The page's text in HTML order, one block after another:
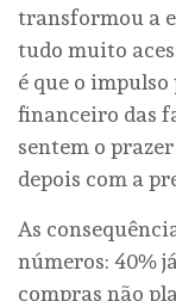
transformou a
tudo muito
é que o
financeiro das
sentem o
depois com a
As
números: 40%
compras não